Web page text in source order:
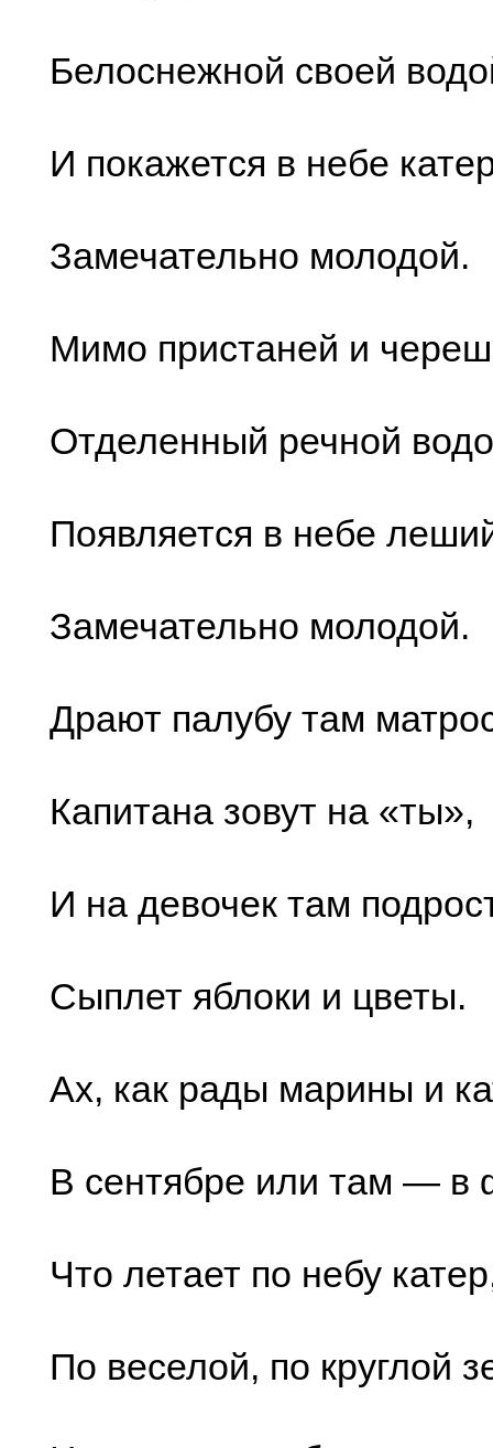
Белоснежной своей
И покажется в небе
Замечательно молодой.
Мимо пристаней и
Отделенный речной
Появляется в небе
Замечательно молодой.
Драют палубу там
Капитана зовут на «ты»,
И на девочек там
Сыплет яблоки и цветы.
Ах, как рады марины и
В сентябре или там — в
Что летает по небу
По веселой, по круглой